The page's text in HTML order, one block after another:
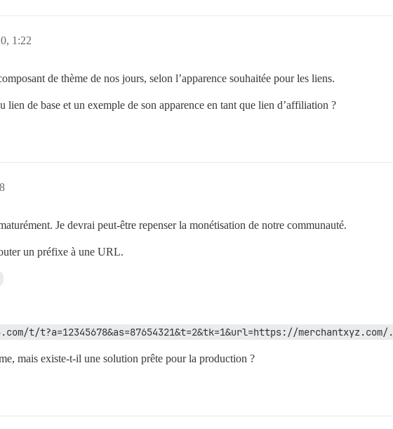
1:22
de thème de nos jours, selon l’apparence souhaitée pour les liens.
lien de base et un exemple de son apparence en tant que lien d’affiliation ?
Je devrai peut-être repenser la monétisation de notre communauté.
un préfixe à une URL.
t/t?a=12345678&as=87654321&t=2&tk=1&url=https://
mais existe-t-il une solution prête pour la production ?